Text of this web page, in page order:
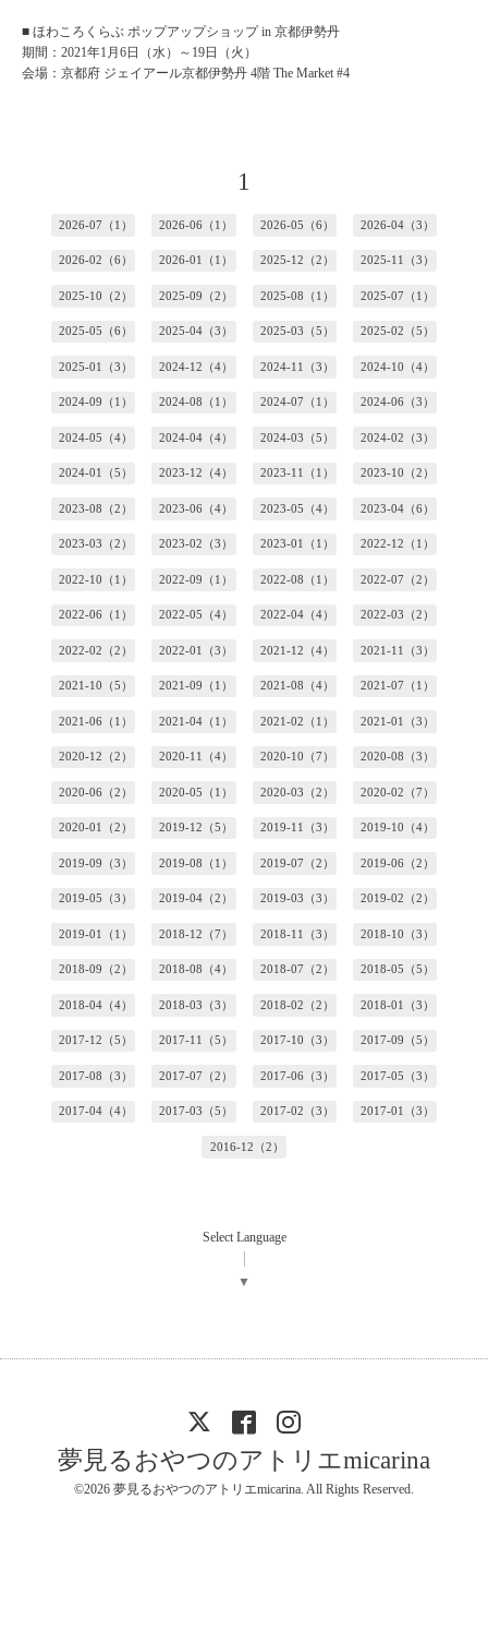
■ ほわころくらぶ ポップアップショップ in 京都伊勢丹
期間：2021年1月6日（水）～19日（火）
会場：京都府 ジェイアール京都伊勢丹 4階 The Market #4
1
2026-07（1） 2026-06（1） 2026-05（6） 2026-04（3）
2026-02（6） 2026-01（1） 2025-12（2） 2025-11（3）
2025-10（2） 2025-09（2） 2025-08（1） 2025-07（1）
2025-05（6） 2025-04（3） 2025-03（5） 2025-02（5）
2025-01（3） 2024-12（4） 2024-11（3） 2024-10（4）
2024-09（1） 2024-08（1） 2024-07（1） 2024-06（3）
2024-05（4） 2024-04（4） 2024-03（5） 2024-02（3）
2024-01（5） 2023-12（4） 2023-11（1） 2023-10（2）
2023-08（2） 2023-06（4） 2023-05（4） 2023-04（6）
2023-03（2） 2023-02（3） 2023-01（1） 2022-12（1）
2022-10（1） 2022-09（1） 2022-08（1） 2022-07（2）
2022-06（1） 2022-05（4） 2022-04（4） 2022-03（2）
2022-02（2） 2022-01（3） 2021-12（4） 2021-11（3）
2021-10（5） 2021-09（1） 2021-08（4） 2021-07（1）
2021-06（1） 2021-04（1） 2021-02（1） 2021-01（3）
2020-12（2） 2020-11（4） 2020-10（7） 2020-08（3）
2020-06（2） 2020-05（1） 2020-03（2） 2020-02（7）
2020-01（2） 2019-12（5） 2019-11（3） 2019-10（4）
2019-09（3） 2019-08（1） 2019-07（2） 2019-06（2）
2019-05（3） 2019-04（2） 2019-03（3） 2019-02（2）
2019-01（1） 2018-12（7） 2018-11（3） 2018-10（3）
2018-09（2） 2018-08（4） 2018-07（2） 2018-05（5）
2018-04（4） 2018-03（3） 2018-02（2） 2018-01（3）
2017-12（5） 2017-11（5） 2017-10（3） 2017-09（5）
2017-08（3） 2017-07（2） 2017-06（3） 2017-05（3）
2017-04（4） 2017-03（5） 2017-02（3） 2017-01（3）
2016-12（2）
Select Language
▼
夢見るおやつのアトリエmicarina
©2026 夢見るおやつのアトリエmicarina. All Rights Reserved.